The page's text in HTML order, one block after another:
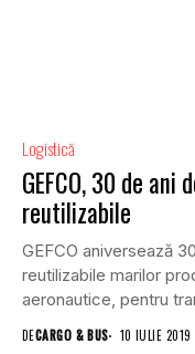
Logistică
GEFCO, 30 de
reutilizabile
GEFCO aniversează
reutilizabile marilor
aeronautice, pentru
schimb....
DECARGO & BUS 10 IULIE 2019